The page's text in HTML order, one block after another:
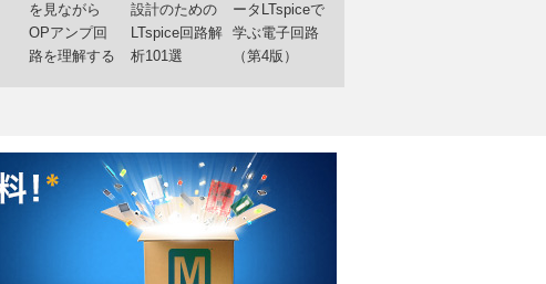
を見ながら
OPアンプ回
路を理解する
設計のための
LTspice回路解
析101選
ータLTspiceで
学ぶ電子回路
（第4版）